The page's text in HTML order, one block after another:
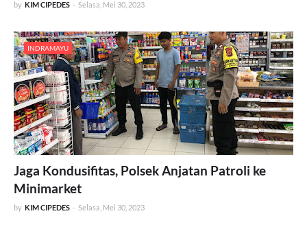
by KIM CIPEDES - Selasa, Mei 30, 2023
INDRAMAYU
Jaga Kondusifitas, Polsek Anjatan Patroli ke
Minimarket
by KIM CIPEDES - Selasa, Mei 30, 2023